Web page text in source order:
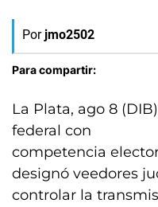
Por jmo2502
Para compartir:
La Plata, ago 8
federal con
competencia
designó veedores
controlar la